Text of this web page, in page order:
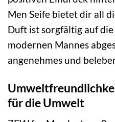
Men Seife bietet dir all
Duft ist sorgfältig auf
modernen Mannes
angenehmes und
für die Umwelt